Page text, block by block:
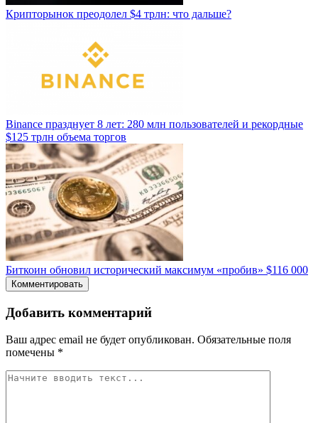
Крипторынок преодолел $4 трлн: что дальше?
Binance празднует 8 лет: 280 млн пользователей и рекордные
$125 трлн объема торгов
Биткоин обновил исторический максимум «пробив» $116 000
Комментировать
Добавить комментарий
Ваш адрес email не будет опубликован. Обязательные поля
помечены *